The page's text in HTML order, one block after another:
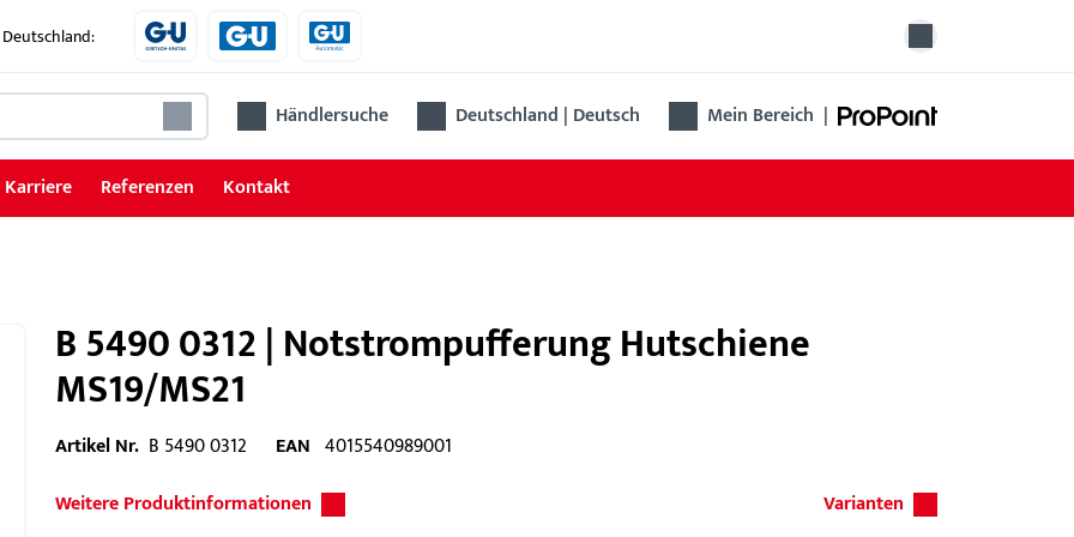
Händlersuche Deutschland | Deutsch Mein Bereich |
Karriere Referenzen Kontakt
B 5490 0312 | Notstrompufferung Hutschiene
MS19/MS21
Artikel Nr. B 5490 0312 EAN 4015540989001
Weitere Produktinformationen
Varianten